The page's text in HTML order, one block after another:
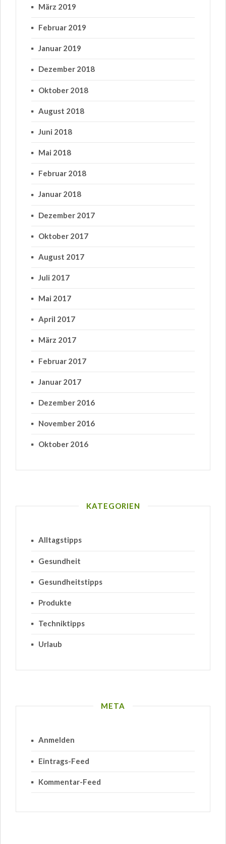
März 2019
Februar 2019
Januar 2019
Dezember 2018
Oktober 2018
August 2018
Juni 2018
Mai 2018
Februar 2018
Januar 2018
Dezember 2017
Oktober 2017
August 2017
Juli 2017
Mai 2017
April 2017
März 2017
Februar 2017
Januar 2017
Dezember 2016
November 2016
Oktober 2016
KATEGORIEN
Alltagstipps
Gesundheit
Gesundheitstipps
Produkte
Techniktipps
Urlaub
META
Anmelden
Eintrags-Feed
Kommentar-Feed